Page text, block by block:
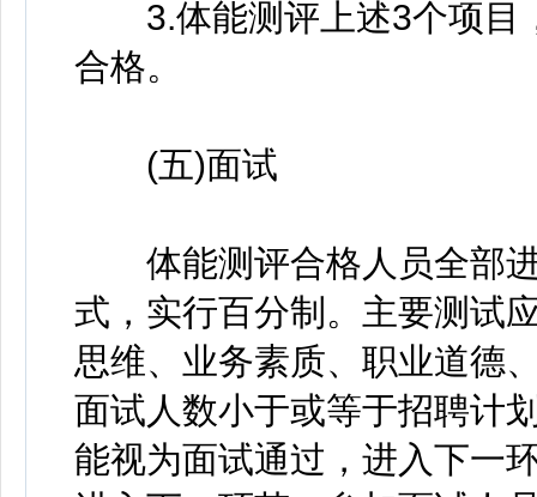
3.体能测评上述3个项目
合格。
(五)面试
体能测评合格人员全部进
式，实行百分制。主要测试
思维、业务素质、职业道德
面试人数小于或等于招聘计
能视为面试通过，进入下一